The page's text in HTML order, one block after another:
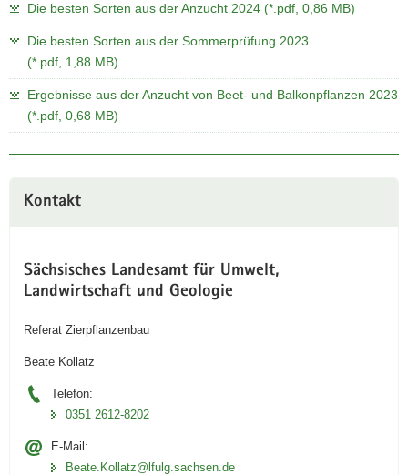
Die besten Sorten aus der Anzucht 2024 (*.pdf, 0,86 MB)
Die besten Sorten aus der Sommerprüfung 2023
(*.pdf, 1,88 MB)
Ergebnisse aus der Anzucht von Beet- und Balkonpflanzen 2023
(*.pdf, 0,68 MB)
Kontakt
Sächsisches Landesamt für Umwelt,
Landwirtschaft und Geologie
Referat Zierpflanzenbau
Beate Kollatz
Telefon:
0351 2612-8202
E-Mail:
Beate.Kollatz@lfulg.sachsen.de